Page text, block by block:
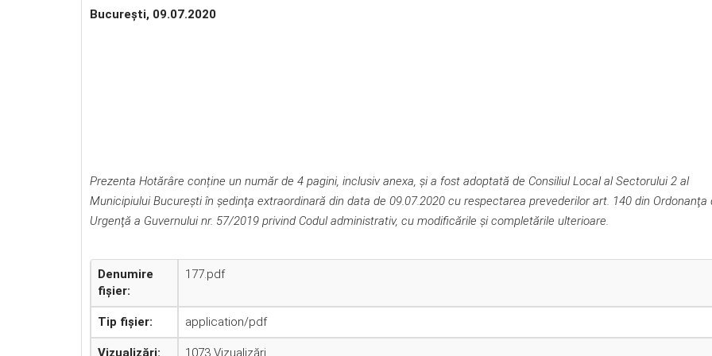
Bucureşti, 09.07.2020
Prezenta Hotărâre conține un număr de 4 pagini, inclusiv anexa, și a fost adoptată de Consiliul Local al Sectorului 2 al
Municipiului Bucureşti în şedinţa extraordinară din data de 09.07.2020 cu respectarea prevederilor art. 140 din Ordonanţa
Urgenţă a Guvernului nr. 57/2019 privind Codul administrativ, cu modificările şi completările ulterioare.
Denumire
fișier:
177.pdf
Tip fișier: application/pdf
Vizualizări: 1073 Vizualizări